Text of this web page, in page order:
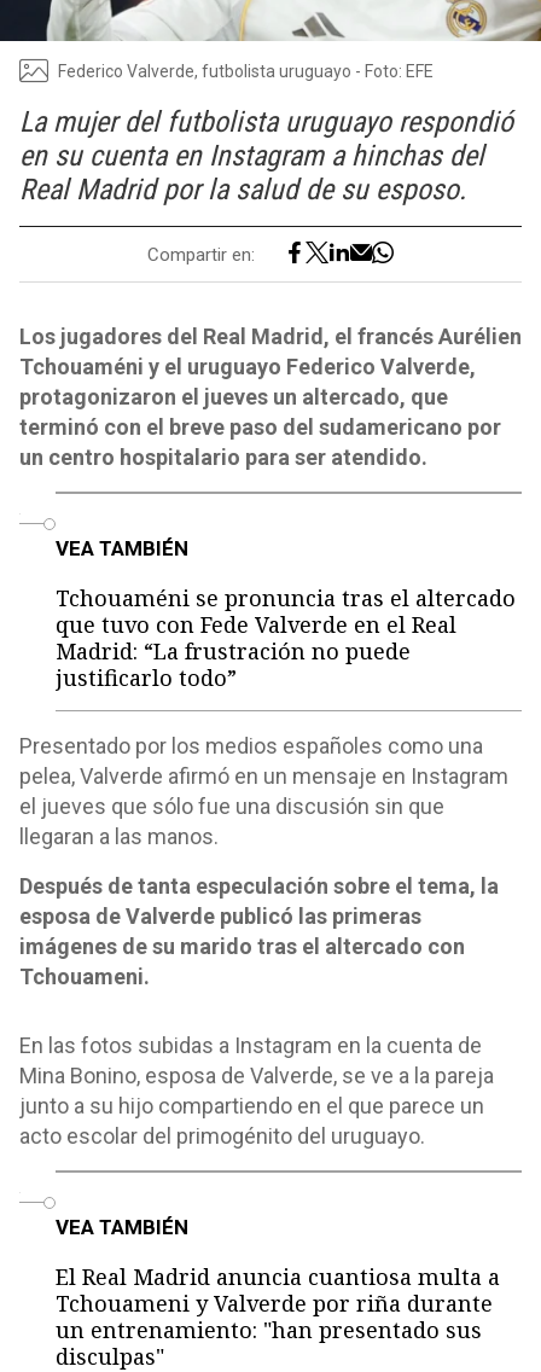
Federico Valverde, futbolista uruguayo - Foto: EFE
La mujer del futbolista uruguayo respondió
en su cuenta en Instagram a hinchas del
Real Madrid por la salud de su esposo.
Compartir en:
Los jugadores del Real Madrid, el francés Aurélien
Tchouaméni y el uruguayo Federico Valverde,
protagonizaron el jueves un altercado, que
terminó con el breve paso del sudamericano por
un centro hospitalario para ser atendido.
VEA TAMBIÉN
Tchouaméni se pronuncia tras el altercado
que tuvo con Fede Valverde en el Real
Madrid: “La frustración no puede
justificarlo todo”
Presentado por los medios españoles como una
pelea, Valverde afirmó en un mensaje en Instagram
el jueves que sólo fue una discusión sin que
llegaran a las manos.
Después de tanta especulación sobre el tema, la
esposa de Valverde publicó las primeras
imágenes de su marido tras el altercado con
Tchouameni.
En las fotos subidas a Instagram en la cuenta de
Mina Bonino, esposa de Valverde, se ve a la pareja
junto a su hijo compartiendo en el que parece un
acto escolar del primogénito del uruguayo.
VEA TAMBIÉN
El Real Madrid anuncia cuantiosa multa a
Tchouameni y Valverde por riña durante
un entrenamiento: "han presentado sus
disculpas"